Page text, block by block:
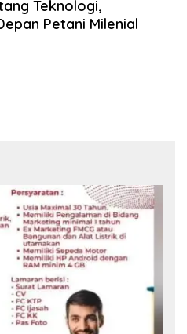
Teknologi,
Petani Milenial